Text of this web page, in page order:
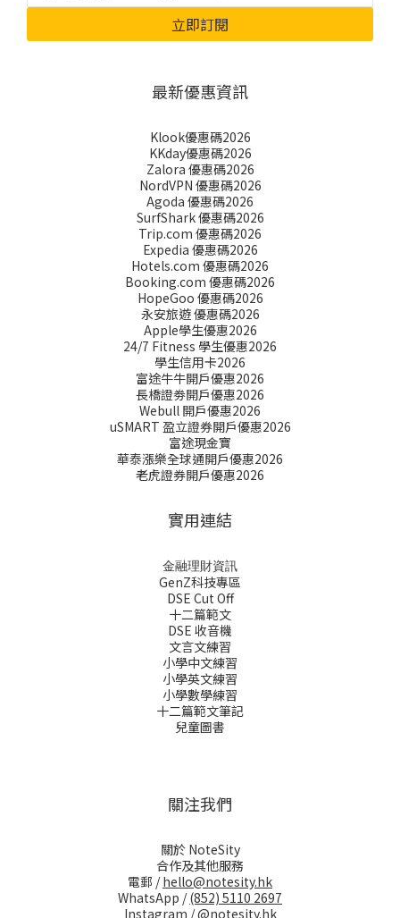
立即訂閱
最新優惠資訊
Klook優惠碼2026
KKday優惠碼2026
Zalora 優惠碼2026
NordVPN 優惠碼2026
Agoda 優惠碼2026
SurfShark 優惠碼2026
Trip.com 優惠碼2026
Expedia 優惠碼2026
Hotels.com 優惠碼2026
Booking.com 優惠碼2026
HopeGoo 優惠碼2026
永安旅遊 優惠碼2026
Apple學生優惠2026
24/7 Fitness 學生優惠2026
學生信用卡2026
富途牛牛開戶優惠2026
長橋證劵開戶優惠2026
Webull 開戶優惠2026
uSMART 盈立證券開戶優惠2026
富途現金寶
華泰漲樂全球通開戶優惠2026
老虎證券開戶優惠2026
實用連結
金融理財資訊
GenZ科技專區
DSE Cut Off
十二篇範文
DSE 收音機
文言文練習
小學中文練習
小學英文練習
小學數學練習
十二篇範文筆記
兒童圖書
關注我們
關於 NoteSity
合作及其他服務
電郵 /hello@notesity.hk
WhatsApp /(852) 5110 2697
Instagram /@notesity.hk